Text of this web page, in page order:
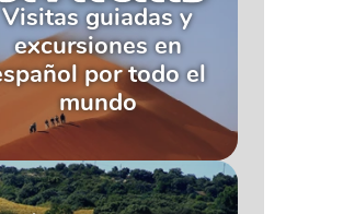
Visitas guiadas y
excursiones en
por todo el
mundo